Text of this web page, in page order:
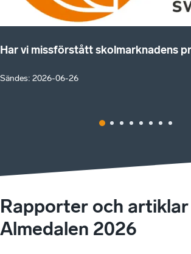
Har vi missförstått skolmarknadens
Sändes: 2026-06-26
Rapporter och
Almedalen 2026